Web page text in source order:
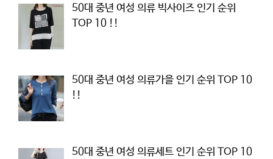
50대 중년 여성 의류 빅사이즈 인기 순위
TOP 10 !!
50대 중년 여성 의류가을 인기 순위 TOP 10
!!
50대 중년 여성 의류세트 인기 순위 TOP 10